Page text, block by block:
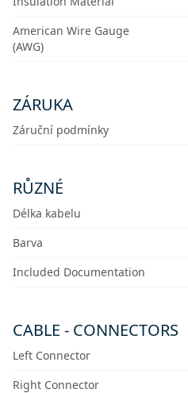
American Wire Gauge
(AWG)
ZÁRUKA
Záruční podmínky
RŮZNÉ
Délka kabelu
Barva
Included Documentation
CABLE - CONNECTORS
Left Connector
Right Connector